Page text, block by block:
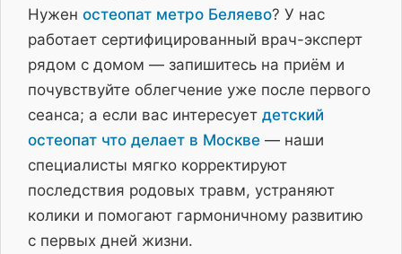
Нужен остеопат метро Беляево? У нас
работает сертифицированный врач-эксперт
рядом с домом — запишитесь на приём и
почувствуйте облегчение уже после первого
сеанса; а если вас интересует детский
остеопат что делает в Москве — наши
специалисты мягко корректируют
последствия родовых травм, устраняют
колики и помогают гармоничному развитию
с первых дней жизни.